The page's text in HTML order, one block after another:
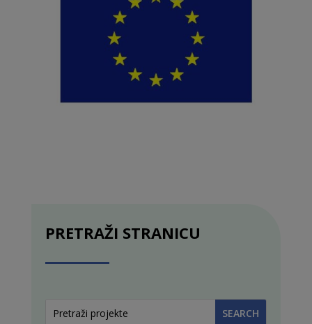
PRETRAŽI STRANICU